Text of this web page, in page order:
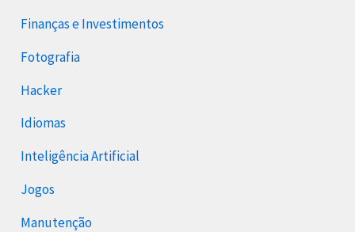
Finanças e Investimentos
Fotografia
Hacker
Idiomas
Inteligência Artificial
Jogos
Manutenção